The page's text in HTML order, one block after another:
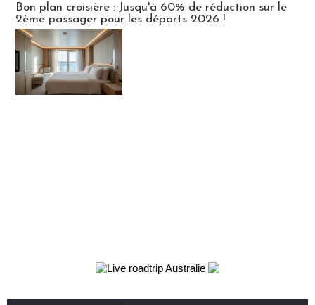
Bon plan croisière : Jusqu'à 60% de réduction sur le
2ème passager pour les départs 2026 !